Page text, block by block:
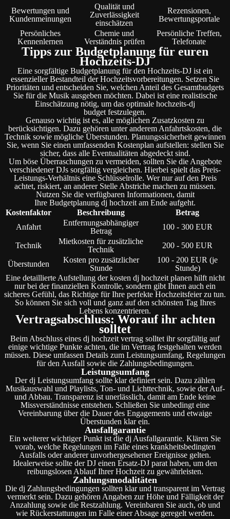
Bewertungen und
Kundenmeinungen
Qualität und
Zuverlässigkeit
einschätzen
Rezensionen,
Bewertungsportale
Persönliches
Kennenlernen
Chemie und
Verständnis prüfen
Persönliche Treffen,
Telefonate
Tipps zur Budgetplanung für euren
Hochzeits-DJ
Eine sorgfältige Budgetplanung für den Hochzeits-DJ ist ein
essenzieller Bestandteil der Hochzeitsvorbereitungen. Setzen Sie
Prioritäten und entscheiden Sie, welchen Anteil des Gesamtbudgets
Sie für die Musik ausgeben möchten. Dabei ist eine realistische
Einschätzung nötig, um das optimale hochzeits-dj
budget festzulegen.
Genauso wichtig ist es, alle möglichen Zusatzkosten zu
berücksichtigen. Dazu gehören unter anderem Anfahrtskosten, die
Technik sowie mögliche Überstunden. Planungssicherheit gewinnen
Sie, wenn Sie einen umfassenden Kostenplan aufstellen: stellen Sie
sicher, dass alle Eventualitäten abgedeckt sind.
Um böse Überraschungen zu vermeiden, sollten Sie die Angebote
verschiedener DJs sorgfältig vergleichen. Hierbei spielt das Preis-
Leistungs-Verhältnis eine Schlüsselrolle. Wer nur auf den Preis
achtet, riskiert, an anderer Stelle Abstriche machen zu müssen.
Nutzen Sie die verfügbaren Informationen, damit
Ihre Budgetplanung dj hochzeit am Ende aufgeht.
Kostenfaktor
Beschreibung
Betrag
Anfahrt
Entfernungsabhängiger
Betrag
100 - 300 EUR
Technik
Mietkosten für zusätzliche
Technik
200 - 500 EUR
Überstunden
Kosten pro zusätzlicher
Stunde
100 - 200 EUR (je
Stunde)
Eine detaillierte Aufstellung der kosten dj hochzeit planen hilft nicht
nur bei der finanziellen Kontrolle, sondern gibt Ihnen auch ein
sicheres Gefühl, das Richtige für Ihre perfekte Hochzeitsfeier zu tun.
So können Sie sich voll und ganz auf den schönsten Tag Ihres
Lebens konzentrieren.
Vertragsabschluss: Worauf ihr achten
solltet
Beim Abschluss eines dj hochzeit vertrag solltet ihr sorgfältig auf
einige wichtige Punkte achten, die im Vertrag festgehalten werden
müssen. Diese umfassen Details zum Leistungsumfang, Regelungen
für den Ausfall sowie die Zahlungsbedingungen.
Leistungsumfang
Der dj Leistungsumfang sollte klar definiert sein. Dazu zählen
Musikauswahl und Playlists, Ton- und Lichttechnik, sowie der Auf-
und Abbau. Transparenz ist unerlässlich, damit am Ende keine
Missverständnisse entstehen. Schließen Sie unbedingt eine
Vereinbarung über die Dauer des Engagements und etwaige
Überstunden klar ein.
Ausfallgarantie
Ein weiterer wichtiger Punkt ist die dj Ausfallgarantie. Klären Sie
vorab, welche Regelungen im Falle eines krankheitsbedingten
Ausfalls oder anderer unvorhergesehener Ereignisse gelten.
Idealerweise sollte der DJ einen Ersatz-DJ parat haben, um den
reibungslosen Ablauf Ihrer Hochzeit zu gewährleisten.
Zahlungsmodalitäten
Die dj Zahlungsbedingungen sollten klar und transparent im Vertrag
vermerkt sein. Dazu gehören Angaben zur Höhe und Fälligkeit der
Anzahlung sowie die Restzahlung. Vereinbaren Sie auch, ob und
wie Rückerstattungen im Falle einer Absage geregelt werden.